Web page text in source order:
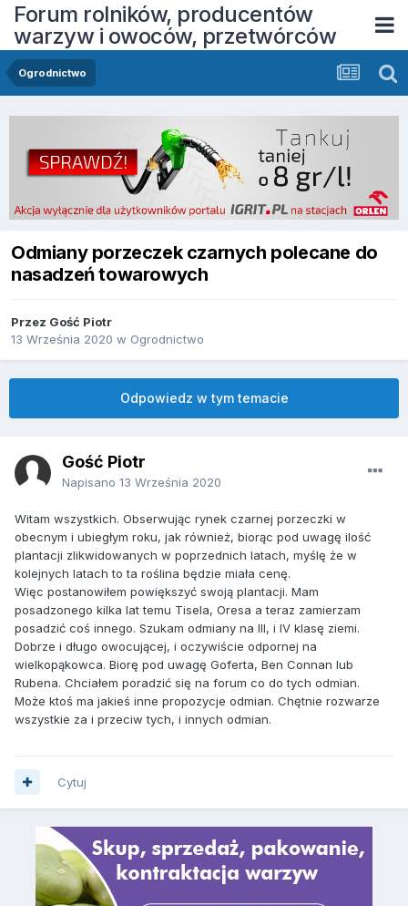
Forum rolników, producentów
warzyw i owoców, przetwórców
Ogrodnictwo
Odmiany porzeczek czarnych polecane do
nasadzeń towarowych
Przez Gość Piotr
13 Września 2020 w Ogrodnictwo
Odpowiedz w tym temacie
Gość Piotr
Napisano 13 Września 2020
Witam wszystkich. Obserwując rynek czarnej porzeczki w
obecnym i ubiegłym roku, jak również, biorąc pod uwagę ilość
plantacji zlikwidowanych w poprzednich latach, myślę że w
kolejnych latach to ta roślina będzie miała cenę.
Więc postanowiłem powiększyć swoją plantacji. Mam
posadzonego kilka lat temu Tisela, Oresa a teraz zamierzam
posadzić coś innego. Szukam odmiany na III, i IV klasę ziemi.
Dobrze i długo owocującej, i oczywiście odpornej na
wielkopąkowca. Biorę pod uwagę Goferta, Ben Connan lub
Rubena. Chciałem poradzić się na forum co do tych odmian.
Może ktoś ma jakieś inne propozycje odmian. Chętnie rozwarze
wszystkie za i przeciw tych, i innych odmian.
Cytuj